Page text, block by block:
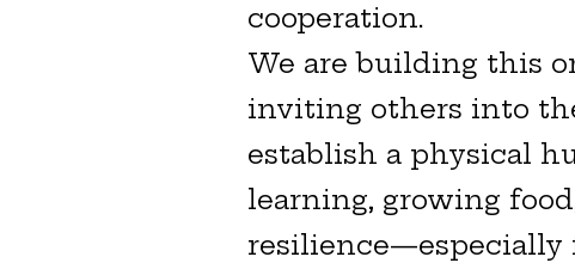
cooperation.
We are building this
inviting others into
establish a physical
learning, growing
resilience—especially